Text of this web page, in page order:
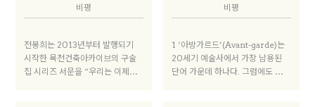
다. 무엇이 건축을 건축으로 만드는
가. 무엇이 건축적으로 의미가 있는
을 실무로 삼고 씨름하는 사람이 부
휩쓸려 온 것이 아닌가 진단한다.
미술이 아닌 건축에서 ‘큐레이팅’
은 무엇을 하고자 하는 행위일까.
비평
전봉희는 2013년부터 발행되기
시작한 목천건축아카이브의 구술
집 시리즈 서문을 “우리는 이제야
비평
1 ‘아방가르드’(Avant-garde)는
20세기 예술사에서 가장 남용된
단어 가운데 하나다. 그럼에도 불구